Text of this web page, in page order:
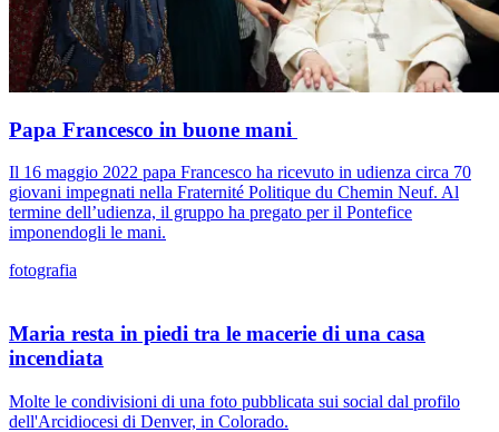
Papa Francesco in buone mani
Il 16 maggio 2022 papa Francesco ha ricevuto in udienza circa 70
giovani impegnati nella Fraternité Politique du Chemin Neuf. Al
termine dell’udienza, il gruppo ha pregato per il Pontefice
imponendogli le mani.
fotografia
Maria resta in piedi tra le macerie di una casa
incendiata
Molte le condivisioni di una foto pubblicata sui social dal profilo
dell'Arcidiocesi di Denver, in Colorado.